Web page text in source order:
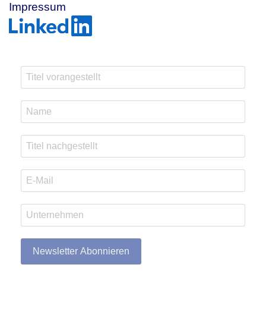
Impressum
Newsletter Abonnieren